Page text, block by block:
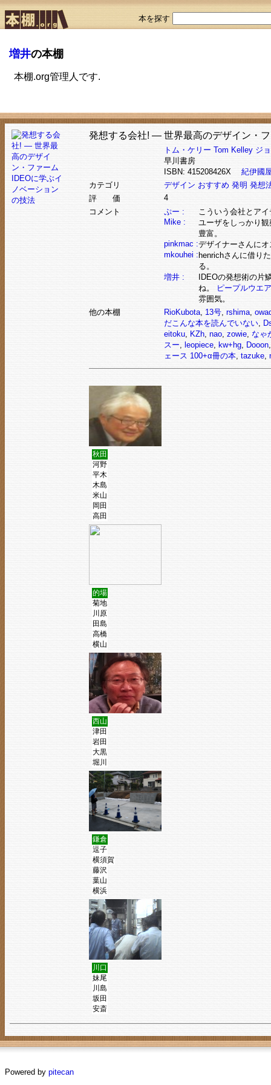
本を探す
増井の本棚
本棚.org管理人です.
発想する会社! ― 世界最高のデザイン・
トム・ケリー Tom Kelley ジ
早川書房
ISBN: 415208426X 紀伊國
カテゴリ
デザイン おすすめ 発明 発想
評 価
4
コメント
ぷー :
こういう会社とア
Mike :
ユーザをしっかり
豊富。
pinkmac :デザイナーさんに
mkouhei : henrichさんに借り
る。
増井 :
IDEOの発想術の片
ね。
ピープルウエ
雰囲気。
他の本棚
RioKubota, 13号, rshima,
だこんな本を読んでいない,
eitoku, KZh, nao, zowie, なゃ
スー, leopiece, kw+hg, Dooon
ェース 100+α冊の本, tazuke,
秋田
河野
平木
木島
米山
岡田
高田
的場
菊地
川原
田島
高橋
横山
西山
津田
岩田
大黒
堀川
鎌倉
逗子
横須賀
藤沢
葉山
横浜
川口
妹尾
川島
坂田
安斎
Powered by pitecan